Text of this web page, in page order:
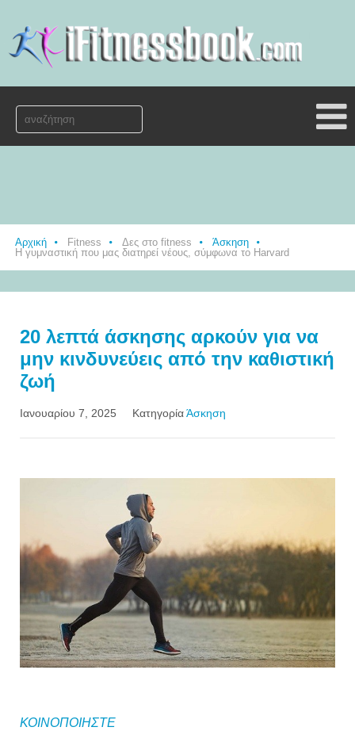
Αρχική Fitness Δες στο fitness
Άσκηση
Η γυμναστική που μας διατηρεί νέους, σύμφωνα το Harvard
20 λεπτά άσκησης αρκούν για να
μην κινδυνεύεις από την καθιστική
ζωή
Ιανουαρίου 7, 2025 ΚατηγορίαΆσκηση
ΚΟΙΝΟΠΟΙΗΣΤΕ